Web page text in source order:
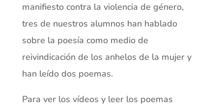
manifiesto contra la violencia de género,
tres de nuestros alumnos han hablado
sobre la poesía como medio de
reivindicación de los anhelos de la mujer y
han leído dos poemas.
Para ver los vídeos y leer los poemas